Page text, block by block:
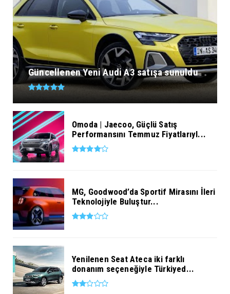
Güncellenen Yeni Audi A3 satışa sunuldu
Omoda | Jaecoo, Güçlü Satış
Performansını Temmuz Fiyatlarıyl...
MG, Goodwood’da Sportif Mirasını İleri
Teknolojiyle Buluştur...
Yenilenen Seat Ateca iki farklı
donanım seçeneğiyle Türkiyed...